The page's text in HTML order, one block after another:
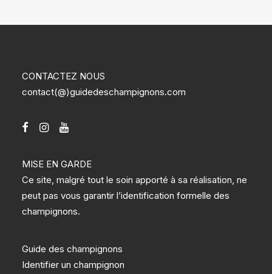
CONTACTEZ NOUS
contact(@)guidedeschampignons.com
MISE EN GARDE
Ce site, malgré tout le soin apporté à sa réalisation, ne
peut pas vous garantir l’identification formelle des
champignons.
Guide des champignons
Identifier un champignon